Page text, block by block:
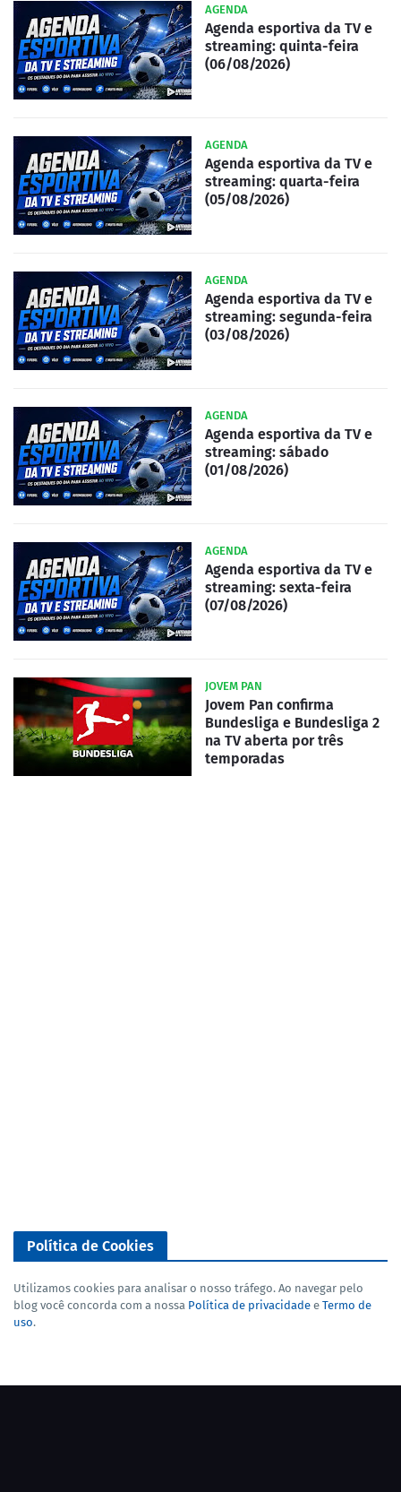
AGENDA
Agenda esportiva da TV e
streaming: quinta-feira
(06/08/2026)
AGENDA
Agenda esportiva da TV e
streaming: quarta-feira
(05/08/2026)
AGENDA
Agenda esportiva da TV e
streaming: segunda-feira
(03/08/2026)
AGENDA
Agenda esportiva da TV e
streaming: sábado
(01/08/2026)
AGENDA
Agenda esportiva da TV e
streaming: sexta-feira
(07/08/2026)
JOVEM PAN
Jovem Pan confirma
Bundesliga e Bundesliga 2
na TV aberta por três
temporadas
Política de Cookies
Utilizamos cookies para analisar o nosso tráfego. Ao navegar pelo
blog você concorda com a nossa Política de privacidade e Termo de
uso.